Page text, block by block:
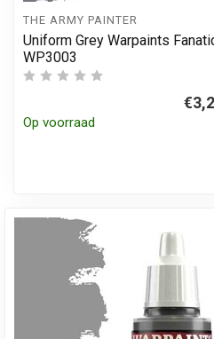
THE ARMY PAINTER
Uniform Grey Warpaints
WP3003
Op voorraad